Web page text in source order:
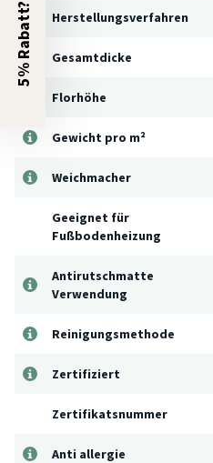
Herstellungsverfahren
Gesamtdicke
Florhöhe
Gewicht pro m²
Weichmacher
Geeignet für
Fußbodenheizung
Antirutschmatte
Verwendung
Reinigungsmethode
Zertifiziert
Zertifikatsnummer
Anti allergie
5% Rabatt?